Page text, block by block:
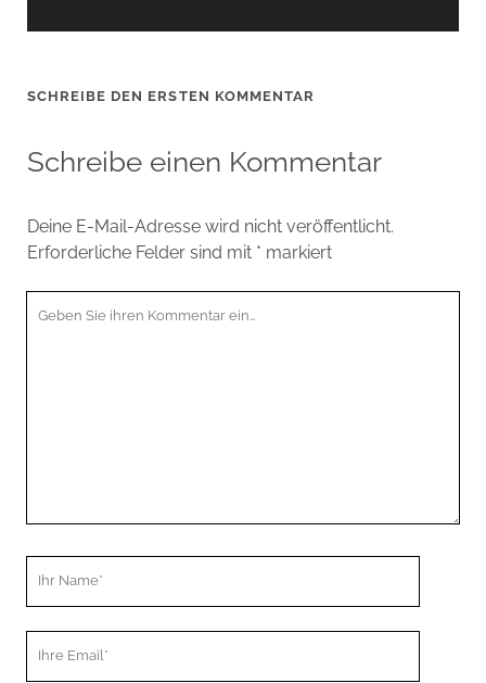
SCHREIBE DEN ERSTEN KOMMENTAR
Schreibe einen Kommentar
Deine E-Mail-Adresse wird nicht veröffentlicht.
Erforderliche Felder sind mit * markiert